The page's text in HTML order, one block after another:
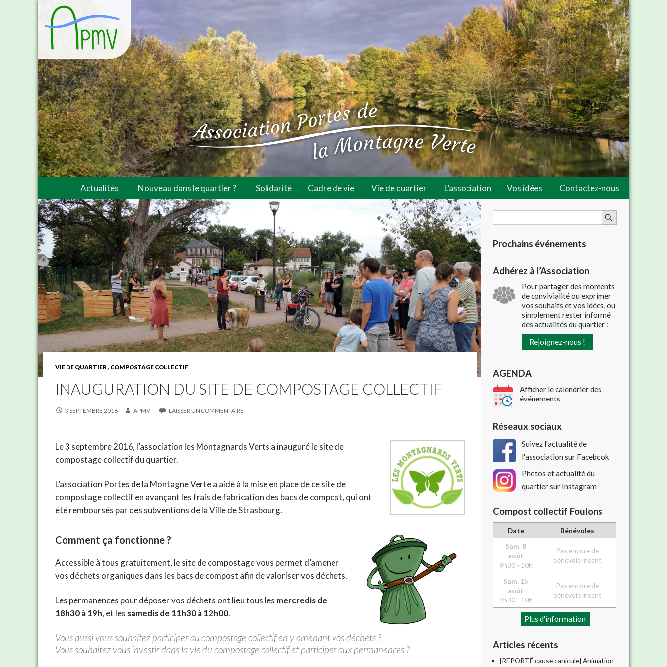
Actualités Nouveau dans le quartier ? Solidarité Cadre de vie Vie de quartier L’association Vos idées Contactez-nous
VIE DE QUARTIER COMPOSTAGE COLLECTIF
INAUGURATION DU SITE DE COMPOSTAGE COLLECTIF
3 SEPTEMBRE 2016 APMV LAISSER UN COMMENTAIRE
Le 3 septembre 2016, l’association les Montagnards Verts a inauguré le site de
compostage collectif du quartier.
L’association Portes de la Montagne Verte a aidé à la mise en place de ce site de
compostage collectif en avançant les frais de fabrication des bacs de compost, qui ont
été remboursés par des subventions de la Ville de Strasbourg.
Comment ça fonctionne ?
Accessible à tous gratuitement, le site de compostage vous permet d’amener
vos déchets organiques dans les bacs de compost afin de valoriser vos déchets.
Les permanences pour déposer vos déchets ont lieu tous les mercredis de
18h30 à 19h, et les samedis de 11h30 à 12h00.
Vous aussi vous souhaitez participer au compostage collectif en y amenant vos déchets ?
Vous souhaitez vous investir dans la vie du compostage collectif et participer aux permanences ?
Prochains événements
Adhérez à l’Association
Pour partager des moments
de convivialité ou exprimer
vos souhaits et vos idées, ou
simplement rester informé
des actualités du quartier :
Rejoignez-nous !
AGENDA
Afficher le calendrier des
événements
Réseaux sociaux
Suivez l'actualité de
l'association sur Facebook
Photos et actualité du
quartier sur Instagram
Compost collectif Foulons
Date
Bénévoles
Sam. 8
août
9h30 - 10h
Pas encore de
bénévole inscrit
Sam. 15
août
9h30 - 10h
Pas encore de
bénévole inscrit
Plus d'information
Articles récents
[REPORTÉ cause canicule] Animation